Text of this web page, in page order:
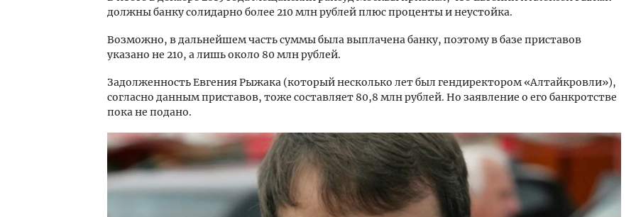
должны банку солидарно более 210 млн рублей плюс проценты и неустойка.
Возможно, в дальнейшем часть суммы была выплачена банку, поэтому в базе приставов
указано не 210, а лишь около 80 млн рублей.
Задолженность Евгения Рыжака (который несколько лет был гендиректором «Алтайкровли»),
согласно данным приставов, тоже составляет 80,8 млн рублей. Но заявление о его банкротстве
пока не подано.